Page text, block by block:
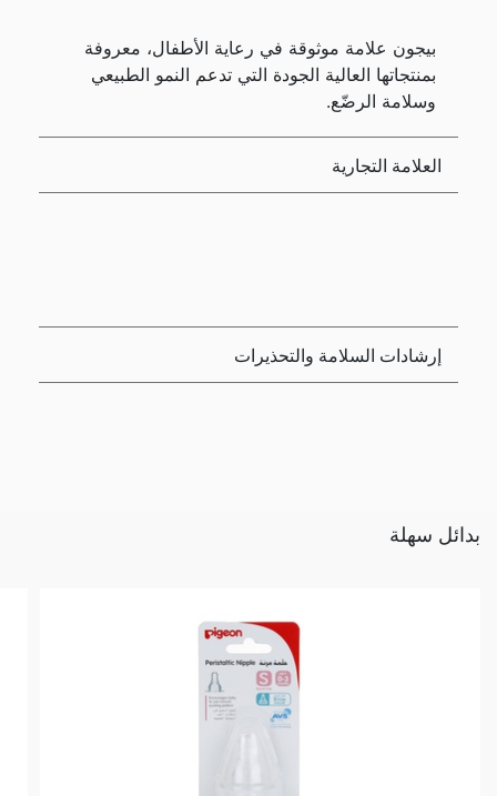
بيجون علامة موثوقة في رعاية الأطفال، معروفة
بمنتجاتها العالية الجودة التي تدعم النمو الطبيعي
وسلامة الرضّع.
العلامة التجارية
إرشادات السلامة والتحذيرات
بدائل سهلة